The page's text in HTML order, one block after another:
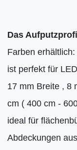
Das
Farben
ist perfekt für
17 mm Breite , 8
cm ( 400 cm -
ideal für
Abdeckungen